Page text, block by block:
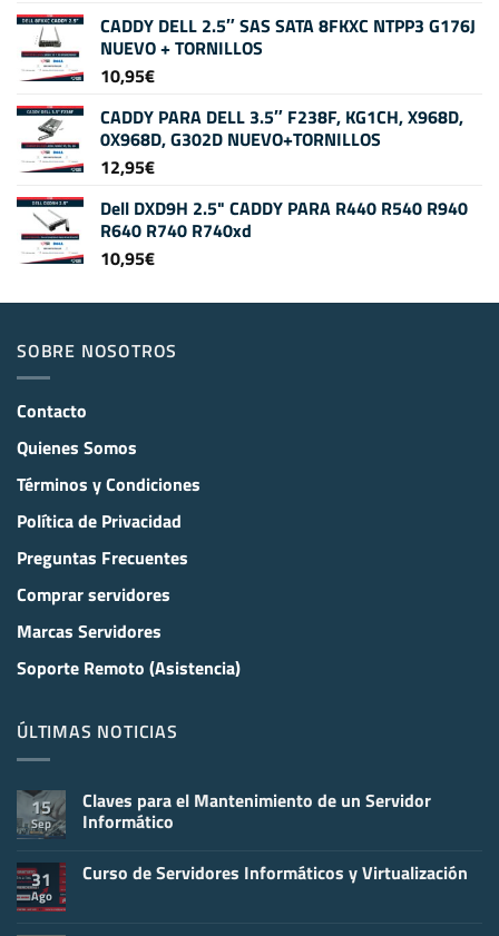
CADDY DELL 2.5″ SAS SATA 8FKXC NTPP3 G176J
NUEVO + TORNILLOS
10,95€
CADDY PARA DELL 3.5″ F238F, KG1CH, X968D,
0X968D, G302D NUEVO+TORNILLOS
12,95€
Dell DXD9H 2.5" CADDY PARA R440 R540 R940
R640 R740 R740xd
10,95€
SOBRE NOSOTROS
Contacto
Quienes Somos
Términos y Condiciones
Política de Privacidad
Preguntas Frecuentes
Comprar servidores
Marcas Servidores
Soporte Remoto (Asistencia)
ÚLTIMAS NOTICIAS
15
Sep
Claves para el Mantenimiento de un Servidor
Informático
comentarios
31
Ago
Curso de Servidores Informáticos y Virtualización